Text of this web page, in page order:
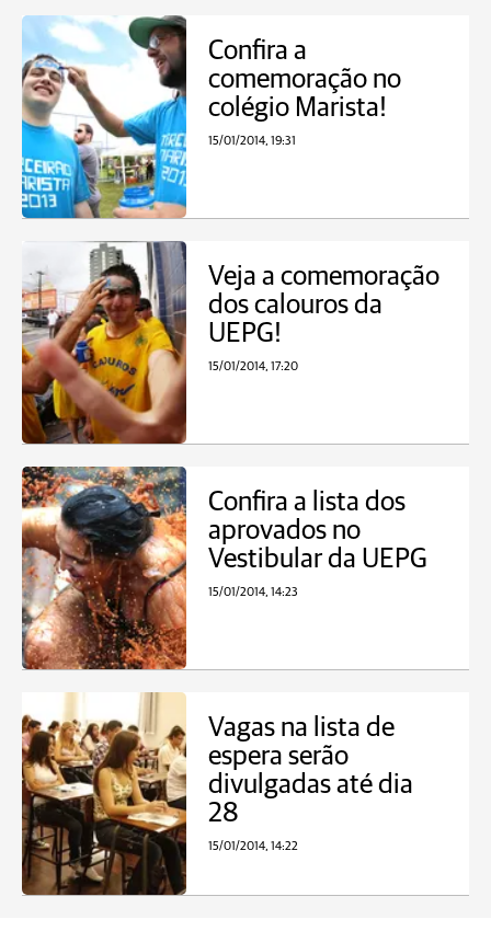
Confira a
comemoração no
colégio Marista!
15/01/2014, 19:31
Veja a comemoração
dos calouros da
UEPG!
15/01/2014, 17:20
Confira a lista dos
aprovados no
Vestibular da UEPG
15/01/2014, 14:23
Vagas na lista de
espera serão
divulgadas até dia
28
15/01/2014, 14:22